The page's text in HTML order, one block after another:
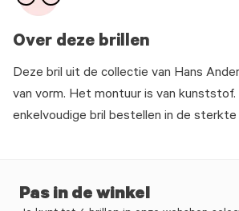
Over deze brillen
Deze bril uit de collectie van Hans
van vorm. Het montuur is van kunststof.
enkelvoudige bril bestellen in de
Pas in de winkel